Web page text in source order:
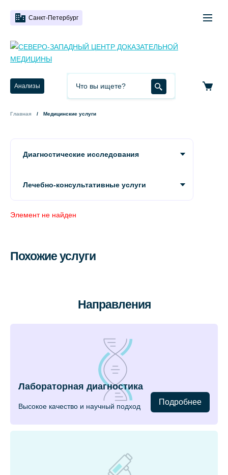
Санкт-Петербург
Анализы
Главная Медицинские услуги
Диагностические исследования
Лечебно-консультативные услуги
Элемент не найден
Похожие услуги
Направления
Лабораторная диагностика
Высокое качество и научный подход Подробнее